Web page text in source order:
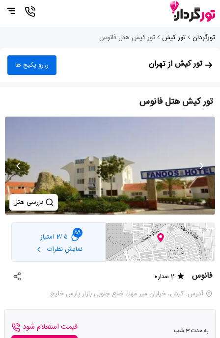
تورگردان تور کیش تور کیش هتل فانوس
تور کیشاز تهران رزرو پکیج ها
تور کیش هتل فانوس
بررسی هتل
59
5 /
2 امتیاز
نمایش نظرات
فانوس
2 ستاره
آدرس: كيش، خیابان میر مهنا، ضلع جنوبی بازار پارس خلیج
به مدت 3 شب
قیمت استعلام شود